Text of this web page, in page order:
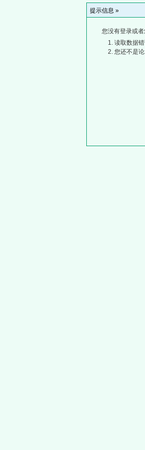
提示信息 »
您没有登录或
读取数据
您还不是